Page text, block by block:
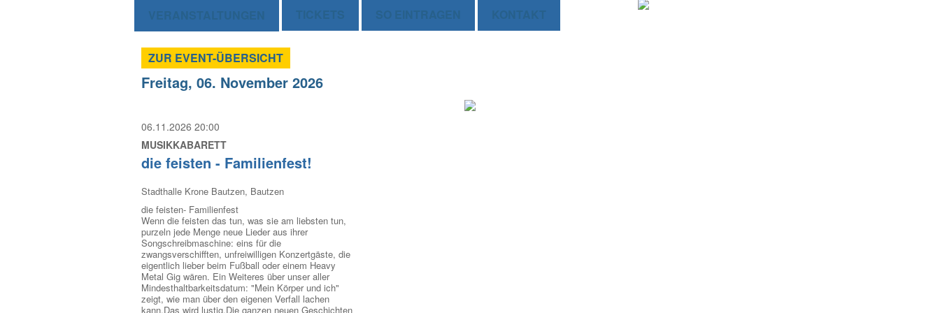
VERANSTALTUNGEN TICKETS SO EINTRAGEN KONTAKT
ZUR EVENT-ÜBERSICHT
Freitag, 06. November 2026
06.11.2026 20:00
MUSIKKABARETT
die feisten - Familienfest!
Stadthalle Krone Bautzen, Bautzen
die feisten- Familienfest
Wenn die feisten das tun, was sie am liebsten tun,
purzeln jede Menge neue Lieder aus ihrer
Songschreibmaschine: eins für die
zwangsverschifften, unfreiwilligen Konzertgäste, die
eigentlich lieber beim Fußball oder einem Heavy
Metal Gig wären. Ein Weiteres über unser aller
Mindesthaltbarkeitsdatum: "Mein Körper und ich"
zeigt, wie man über den eigenen Verfall lachen
kann.Das wird lustig.Die ganzen neuen Geschichten